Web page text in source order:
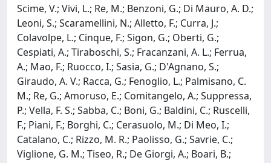
Scime, V.; Vivi, L.; Re, M.; Benzoni, G.; Di Mauro, A. D.;
Leoni, S.; Scaramellini, N.; Alletto, F.; Curra, J.;
Colavolpe, L.; Cinque, F.; Sigon, G.; Oberti, G.;
Cespiati, A.; Tiraboschi, S.; Fracanzani, A. L.; Ferrua,
A.; Mao, F.; Ruocco, I.; Sasia, G.; D'Agnano, S.;
Giraudo, A. V.; Racca, G.; Fenoglio, L.; Palmisano, C.
M.; Re, G.; Amoruso, E.; Comitangelo, A.; Suppressa,
P.; Vella, F. S.; Sabba, C.; Boni, G.; Baldini, C.; Ruscelli,
F.; Piani, F.; Borghi, C.; Cerasuolo, M.; Di Meo, I.;
Catalano, C.; Rizzo, M. R.; Paolisso, G.; Savrie, C.;
Viglione, G. M.; Tiseo, R.; De Giorgi, A.; Boari, B.;